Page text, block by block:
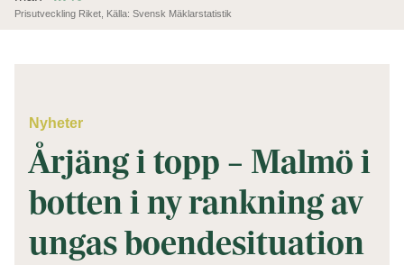
Prisutveckling Riket, Källa: Svensk Mäklarstatistik
ANNONS
Nyheter
Årjäng i topp – Malmö i
botten i ny rankning av
ungas boendesituation